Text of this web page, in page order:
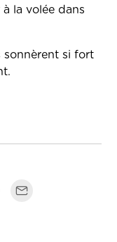
la volée dans
sonnèrent si fort